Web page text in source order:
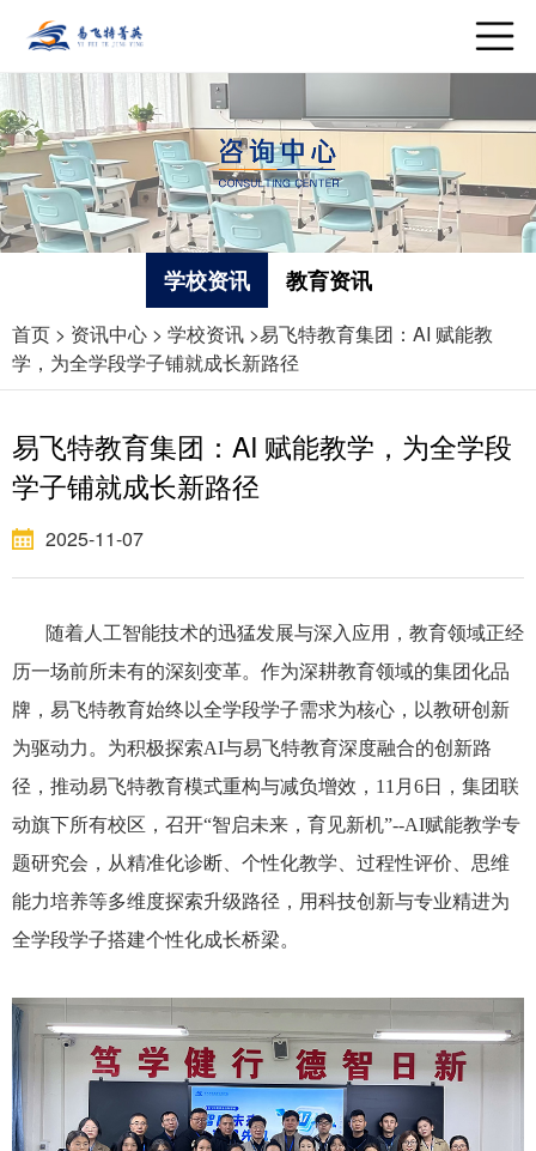
学校资讯 教育资讯
首页 > 资讯中心 > 学校资讯 >易飞特教育集团：AI 赋能教
学，为全学段学子铺就成长新路径
易飞特教育集团：AI 赋能教学，为全学段
学子铺就成长新路径
2025-11-07
随着人工智能技术的迅猛发展与深入应用，教育领域正经
历一场前所未有的深刻变革。作为深耕教育领域的集团化品
牌，易飞特教育始终以全学段学子需求为核心，以教研创新
为驱动力。为积极探索AI与易飞特教育深度融合的创新路
径，推动易飞特教育模式重构与减负增效，11月6日，集团联
动旗下所有校区，召开“智启未来，育见新机”--AI赋能教学专
题研究会，从精准化诊断、个性化教学、过程性评价、思维
能力培养等多维度探索升级路径，用科技创新与专业精进为
全学段学子搭建个性化成长桥梁。